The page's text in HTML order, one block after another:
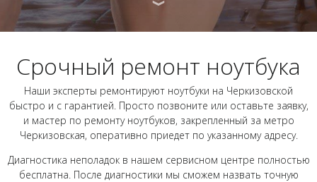
Срочный ремонт ноутбука
Наши эксперты ремонтируют ноутбуки на Черкизовской
быстро и с гарантией. Просто позвоните или оставьте заявку,
и мастер по ремонту ноутбуков, закрепленный за метро
Черкизовская, оперативно приедет по указанному адресу.
Диагностика неполадок в нашем сервисном центре полностью
бесплатна. После диагностики мы сможем назвать точную